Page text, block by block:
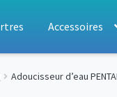
Accessoires
Adoucisseur d’eau